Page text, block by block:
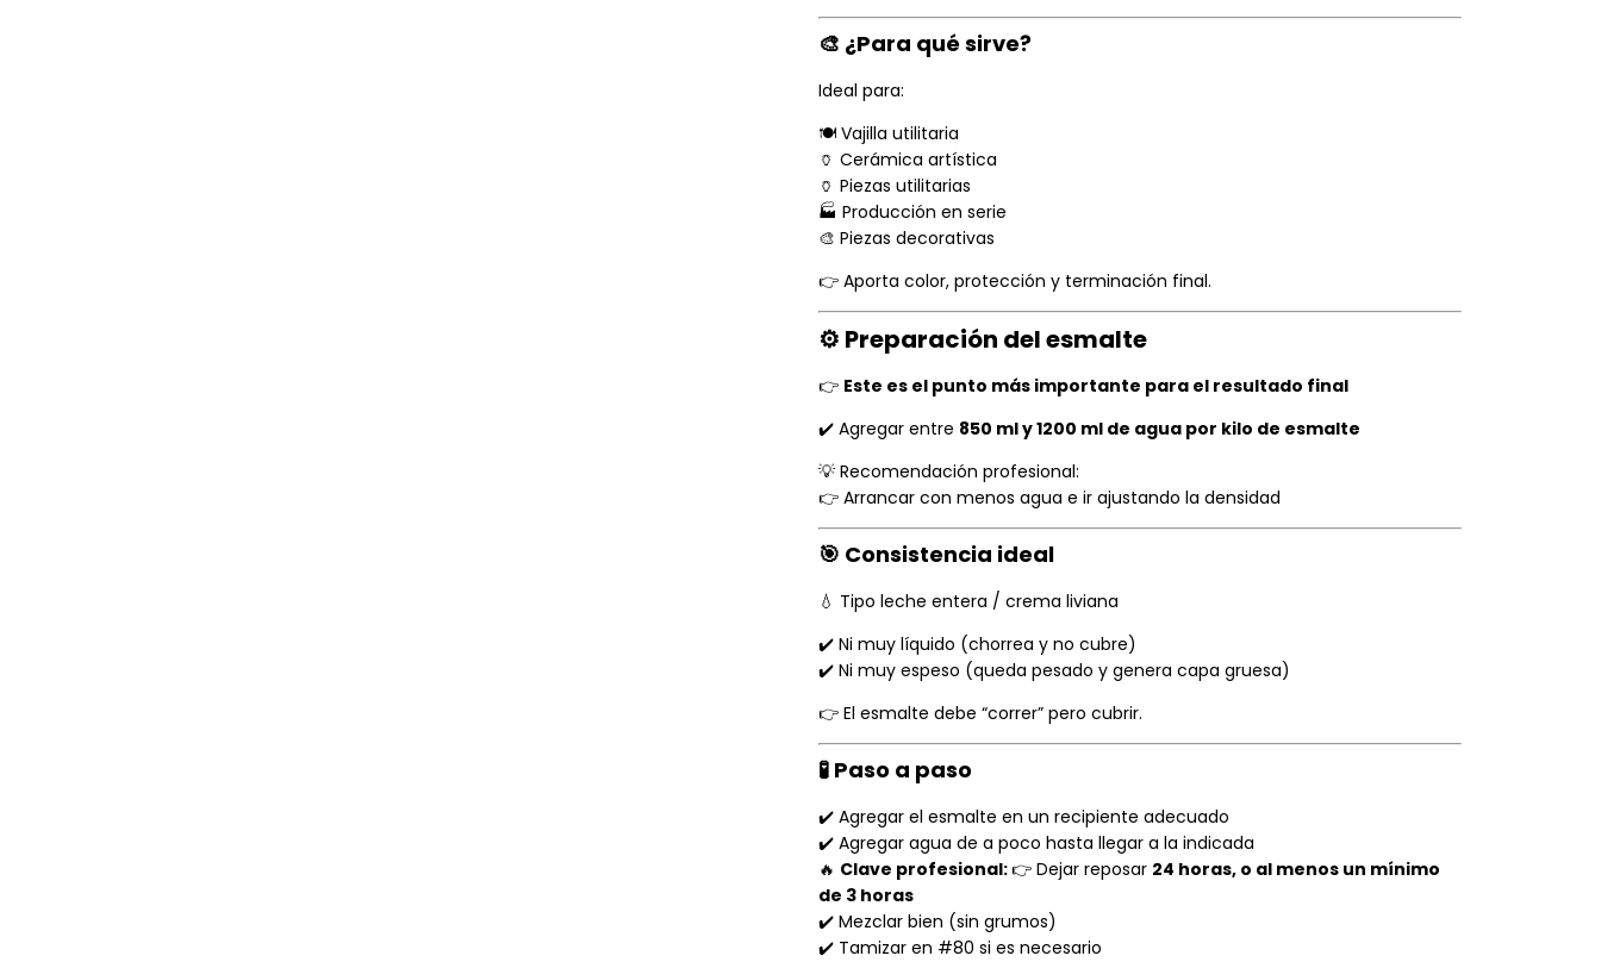
🎨 ¿Para qué sirve?
Ideal para:
🍽️ Vajilla utilitaria
🏺 Cerámica artística
🏺 Piezas utilitarias
🏭 Producción en serie
🎨 Piezas decorativas
👉 Aporta color, protección y terminación final.
⚙️ Preparación del esmalte
👉 Este es el punto más importante para el resultado final
✔️ Agregar entre 850 ml y 1200 ml de agua por kilo de esmalte
💡 Recomendación profesional:
👉 Arrancar con menos agua e ir ajustando la densidad
🎯 Consistencia ideal
💧 Tipo leche entera / crema liviana
✔️ Ni muy líquido (chorrea y no cubre)
✔️ Ni muy espeso (queda pesado y genera capa gruesa)
👉 El esmalte debe “correr” pero cubrir.
🧪 Paso a paso
✔️ Agregar el esmalte en un recipiente adecuado
✔️ Agregar agua de a poco hasta llegar a la indicada
🔥 Clave profesional:👉 Dejar reposar 24 horas, o al menos un mínimo
de 3 horas
✔️ Mezclar bien (sin grumos)
✔️ Tamizar en #80 si es necesario